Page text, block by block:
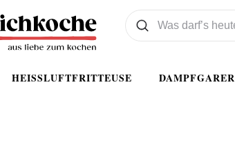
HEISSLUFTFRITTEUSE DAMPFGARER
Was wollen Sie suchen
Suchen